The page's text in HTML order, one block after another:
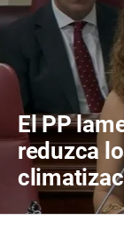
El PP
reduzca
escolares